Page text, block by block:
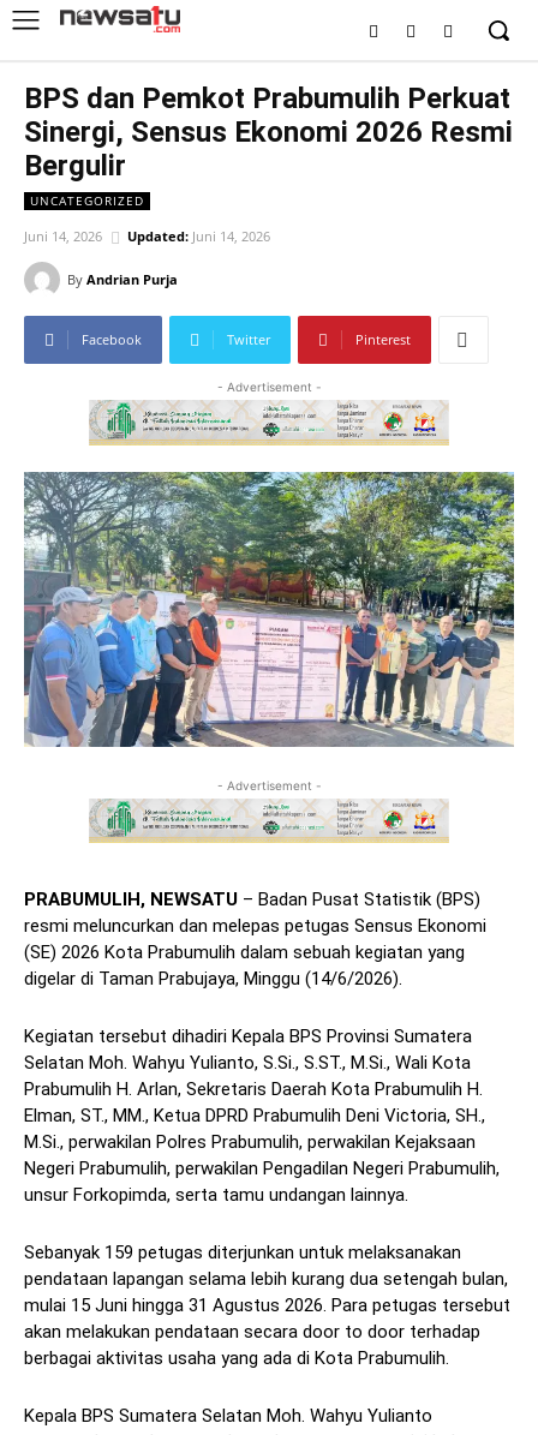
BPS dan Pemkot Prabumulih Perkuat
Sinergi, Sensus Ekonomi 2026 Resmi
Bergulir
UNCATEGORIZED
Juni 14, 2026 Updated: Juni 14, 2026
By Andrian Purja
Facebook Twitter Pinterest
- Advertisement -
- Advertisement -
PRABUMULIH, NEWSATU – Badan Pusat Statistik (BPS)
resmi meluncurkan dan melepas petugas Sensus Ekonomi
(SE) 2026 Kota Prabumulih dalam sebuah kegiatan yang
digelar di Taman Prabujaya, Minggu (14/6/2026).
Kegiatan tersebut dihadiri Kepala BPS Provinsi Sumatera
Selatan Moh. Wahyu Yulianto, S.Si., S.ST., M.Si., Wali Kota
Prabumulih H. Arlan, Sekretaris Daerah Kota Prabumulih H.
Elman, ST., MM., Ketua DPRD Prabumulih Deni Victoria, SH.,
M.Si., perwakilan Polres Prabumulih, perwakilan Kejaksaan
Negeri Prabumulih, perwakilan Pengadilan Negeri Prabumulih,
unsur Forkopimda, serta tamu undangan lainnya.
Sebanyak 159 petugas diterjunkan untuk melaksanakan
pendataan lapangan selama lebih kurang dua setengah bulan,
mulai 15 Juni hingga 31 Agustus 2026. Para petugas tersebut
akan melakukan pendataan secara door to door terhadap
berbagai aktivitas usaha yang ada di Kota Prabumulih.
Kepala BPS Sumatera Selatan Moh. Wahyu Yulianto